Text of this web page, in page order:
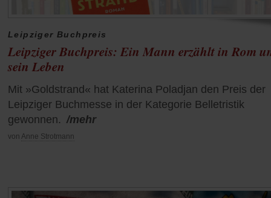
Leipziger Buchpreis
Leipziger Buchpreis: Ein Mann erzählt in Rom
sein Leben
Mit »Goldstrand« hat Katerina Poladjan den Preis der
Leipziger Buchmesse in der Kategorie Belletristik
gewonnen. /mehr
von Anne Strotmann